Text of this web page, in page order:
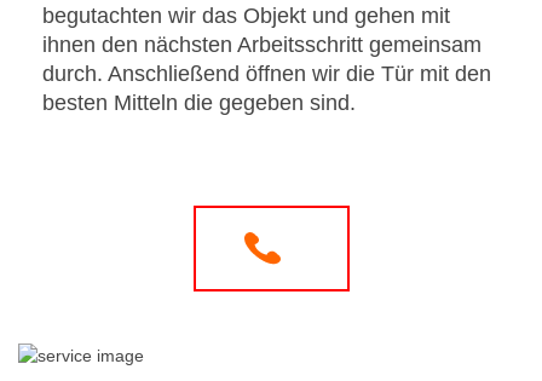
begutachten wir das Objekt und gehen mit
ihnen den nächsten Arbeitsschritt gemeinsam
durch. Anschließend öffnen wir die Tür mit den
besten Mitteln die gegeben sind.